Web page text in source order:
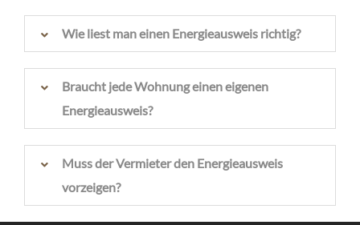
Wie liest man einen Energieausweis richtig?
Braucht jede Wohnung einen eigenen
Energieausweis?
Muss der Vermieter den Energieausweis
vorzeigen?